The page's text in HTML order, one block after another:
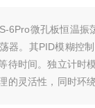
6Pro微孔板恒温振
器。其PID模糊控
待时间。独立计时
的灵活性，同时环